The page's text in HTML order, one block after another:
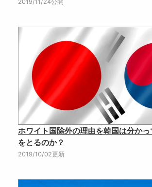
2019/11/24公開
ホワイト国除外の理由を韓国は分か
をとるのか？
2019/10/02更新